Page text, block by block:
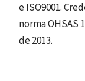
e ISO9001.
norma OHSAS
de 2013.